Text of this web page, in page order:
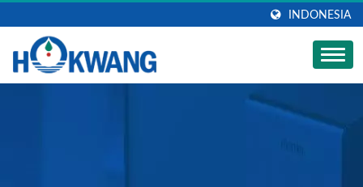
INDONESIA